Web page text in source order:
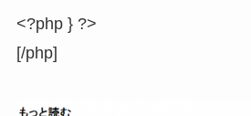
<?php } ?>
[/php]